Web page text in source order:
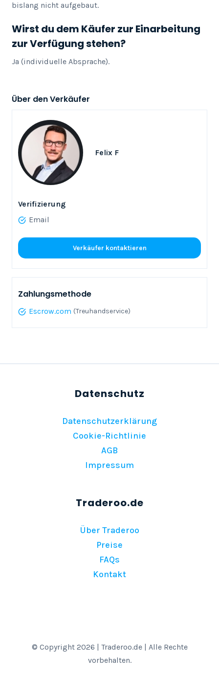
bislang nicht aufgebaut.
Wirst du dem Käufer zur Einarbeitung
zur Verfügung stehen?
Ja (individuelle Absprache).
Über den Verkäufer
Felix F
Verifizierung
Email
Verkäufer kontaktieren
Zahlungsmethode
Escrow.com (Treuhandservice)
Datenschutzerklärung
Cookie-Richtlinie
AGB
Impressum
Über Traderoo
Preise
FAQs
Kontakt
© Copyright 2026 | Traderoo.de | Alle Rechte
vorbehalten.